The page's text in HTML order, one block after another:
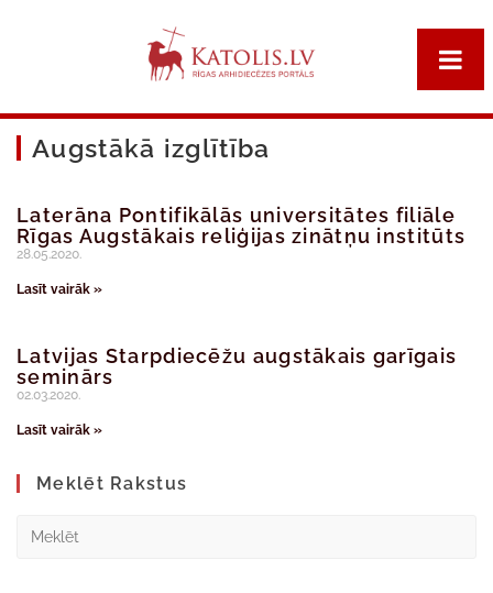
Augstākā izglītība
Laterāna Pontifikālās universitātes filiāle
Rīgas Augstākais reliģijas zinātņu institūts
28.05.2020.
Lasīt vairāk »
Latvijas Starpdiecēžu augstākais garīgais
seminārs
02.03.2020.
Lasīt vairāk »
Meklēt Rakstus